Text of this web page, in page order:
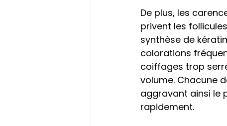
De plus, les
privent les
synthèse de
colorations
coiffages trop
volume. Chacune
aggravant ainsi le
rapidement.